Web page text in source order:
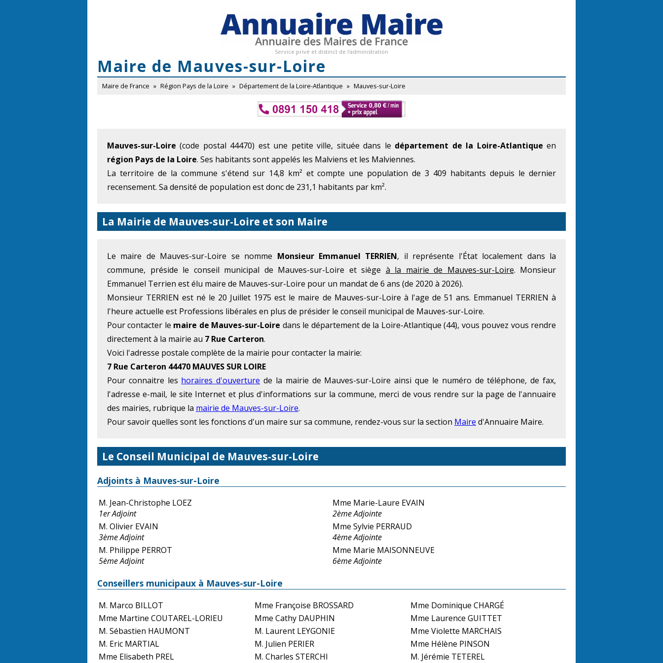
Service privé et distinct de l'administration
Maire de Mauves-sur-Loire
Maire de France » Région Pays de la Loire » Département de la Loire-Atlantique » Mauves-sur-Loire
Mauves-sur-Loire (code postal 44470) est une petite ville, située dans le département de la Loire-Atlantique en
région Pays de la Loire. Ses habitants sont appelés les Malviens et les Malviennes.
La territoire de la commune s'étend sur 14,8 km² et compte une population de 3 409 habitants depuis le dernier
recensement. Sa densité de population est donc de 231,1 habitants par km².
La Mairie de Mauves-sur-Loire et son Maire
Le maire de Mauves-sur-Loire se nomme Monsieur Emmanuel TERRIEN, il représente l'État localement dans la
commune, préside le conseil municipal de Mauves-sur-Loire et siège à la mairie de Mauves-sur-Loire. Monsieur
Emmanuel Terrien est élu maire de Mauves-sur-Loire pour un mandat de 6 ans (de 2020 à 2026).
Monsieur TERRIEN est né le 20 Juillet 1975 est le maire de Mauves-sur-Loire à l'age de 51 ans. Emmanuel TERRIEN à
l'heure actuelle est Professions libérales en plus de présider le conseil municipal de Mauves-sur-Loire.
Pour contacter le maire de Mauves-sur-Loire dans le département de la Loire-Atlantique (44), vous pouvez vous rendre
directement à la mairie au 7 Rue Carteron.
Voici l'adresse postale complète de la mairie pour contacter la mairie:
7 Rue Carteron 44470 MAUVES SUR LOIRE
Pour connaitre les horaires d'ouverture de la mairie de Mauves-sur-Loire ainsi que le numéro de téléphone, de fax,
l'adresse e-mail, le site Internet et plus d'informations sur la commune, merci de vous rendre sur la page de l'annuaire
des mairies, rubrique la mairie de Mauves-sur-Loire.
Pour savoir quelles sont les fonctions d'un maire sur sa commune, rendez-vous sur la section Maire d'Annuaire Maire.
Le Conseil Municipal de Mauves-sur-Loire
Adjoints à Mauves-sur-Loire
M. Jean-Christophe LOEZ
1er Adjoint
Mme Marie-Laure EVAIN
2ème Adjointe
M. Olivier EVAIN
3ème Adjoint
Mme Sylvie PERRAUD
4ème Adjointe
M. Philippe PERROT
5ème Adjoint
Mme Marie MAISONNEUVE
6ème Adjointe
Conseillers municipaux à Mauves-sur-Loire
M. Marco BILLOT Mme Françoise BROSSARD
Mme Dominique CHARGÉ
Mme Martine COUTAREL-LORIEU
Mme Cathy DAUPHIN
Mme Laurence GUITTET
M. Sébastien HAUMONT
M. Laurent LEYGONIE
Mme Violette MARCHAIS
M. Eric MARTIAL
M. Julien PERIER
Mme Hélène PINSON
Mme Elisabeth PREL
M. Charles STERCHI M. Jérémie TETEREL